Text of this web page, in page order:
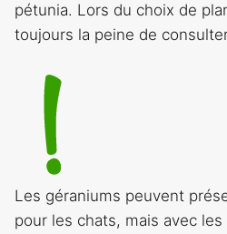
pétunia. Lors du choix de
toujours la peine de
Les géraniums peuvent
pour les chats, mais avec